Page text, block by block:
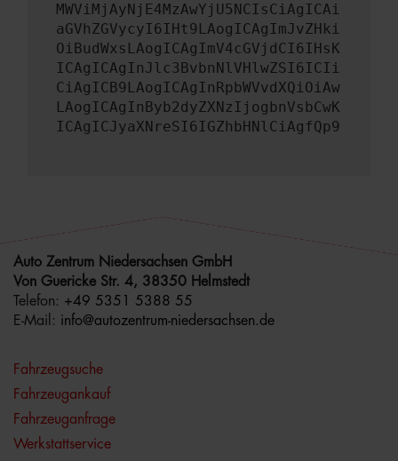
MWViMjAyNjE4MzAwYjU5NCIsCiAgICAi
aGVhZGVycyI6IHt9LAogICAgImJvZHki
OiBudWxsLAogICAgImV4cGVjdCI6IHsK
ICAgICAgInJlc3BvbnNlVHlwZSI6ICIi
CiAgICB9LAogICAgInRpbWVvdXQiOiAw
LAogICAgInByb2dyZXNzIjogbnVsbCwK
ICAgICJyaXNreSI6IGZhbHNlCiAgfQp9
Auto Zentrum Niedersachsen GmbH
Von Guericke Str. 4, 38350 Helmstedt
Telefon: +49 5351 5388 55
E-Mail: info@autozentrum-niedersachsen.de
Fahrzeugsuche
Fahrzeugankauf
Fahrzeuganfrage
Werkstattservice